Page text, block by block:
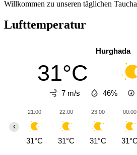
Willkommen zu unseren täglichen
Lufttemperatur
Hurghada
31°C
7 m/s 46%
21:00
31°C
22:00
31°C
23:00
31°C
00:00
31°C
‹